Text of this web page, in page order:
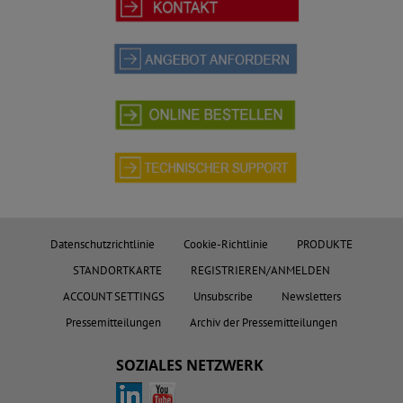
Datenschutzrichtlinie Cookie-Richtlinie
PRODUKTE
STANDORTKARTE
REGISTRIEREN/ANMELDEN
ACCOUNT SETTINGS
Unsubscribe
Newsletters
Pressemitteilungen
Archiv der Pressemitteilungen
SOZIALES NETZWERK